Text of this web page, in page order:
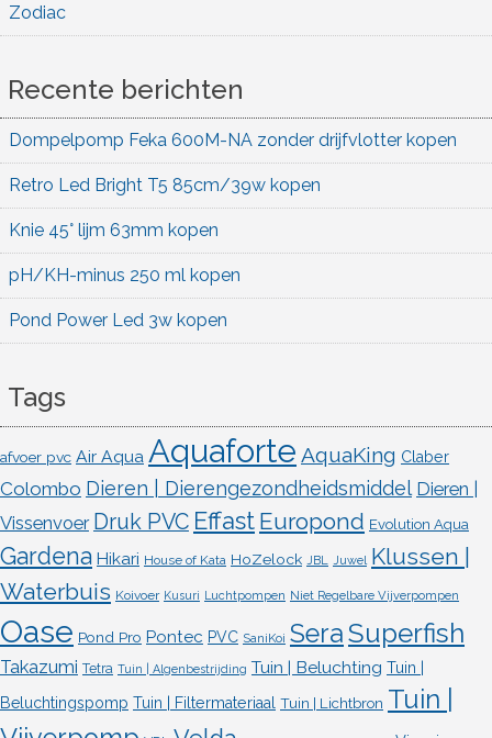
Zodiac
Recente berichten
Dompelpomp Feka 600M-NA zonder drijfvlotter kopen
Retro Led Bright T5 85cm/39w kopen
Knie 45° lijm 63mm kopen
pH/KH-minus 250 ml kopen
Pond Power Led 3w kopen
Tags
afvoer pvc Air Aqua Aquaforte AquaKing Claber
Colombo Dieren | Dierengezondheidsmiddel Dieren |
Vissenvoer Druk PVC Effast Europond Evolution Aqua
Gardena Hikari House of Kata HoZelock JBL Juwel Klussen |
Waterbuis Koivoer Kusuri Luchtpompen Niet Regelbare Vijverpompen
Oase Pond Pro Pontec PVC SaniKoi SeraSuperfish
Takazumi Tetra Tuin | Algenbestrijding Tuin | Beluchting Tuin |
Beluchtingspomp Tuin | Filtermateriaal Tuin | Lichtbron Tuin |